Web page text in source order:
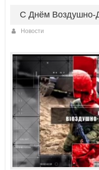
С Днём Воздушно-
Новости